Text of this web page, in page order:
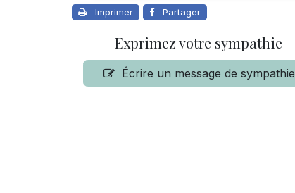
Imprimer Partager
Exprimez votre sympathie
Écrire un message de sympathie